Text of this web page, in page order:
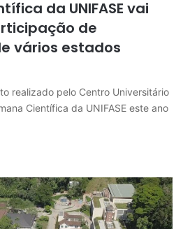
da UNIFASE vai
de
vários estados
realizado pelo Centro Universitário
Científica da UNIFASE este ano